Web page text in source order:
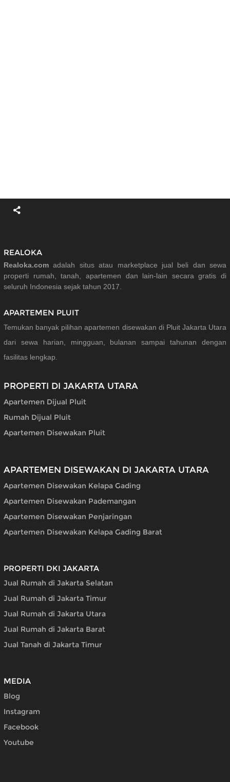
REALOKA
Realoka.com adalah situs atau marketplace jual beli dan sewa
properti rumah, tanah, apartemen dan lain-lain secara gratis di
seluruh Indonesia sejak tahun 2017.
APARTEMEN PLUIT
Temukan banyak pilihan apartemen disewakan di Pluit Jakarta Utara
dari sewa harian, mingguan, bulanan sampai tahunan dengan
fasilitas lengkap.
PROPERTI DI JAKARTA UTARA
Apartemen Dijual Pluit
Rumah Dijual Pluit
Apartemen Disewakan Pluit
APARTEMEN DISEWAKAN DI JAKARTA UTARA
Apartemen Disewakan Kelapa Gading
Apartemen Disewakan Pademangan
Apartemen Disewakan Penjaringan
Apartemen Disewakan Kelapa Gading Barat
PROPERTI DKI JAKARTA
Jual Rumah di Jakarta Selatan
Jual Rumah di Jakarta Timur
Jual Rumah di Jakarta Utara
Jual Rumah di Jakarta Barat
Jual Tanah di Jakarta Timur
MEDIA
Blog
Instagram
Facebook
Youtube